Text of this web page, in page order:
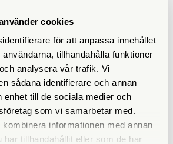
cookies
för att anpassa innehållet
tillhandahålla funktioner
analysera vår trafik. Vi
sådana identifierare och annan
enhet till de sociala medier och
som vi samarbetar med.
informationen med annan
har tillhandahållit eller som de har
Snäpplås
QB-6RL